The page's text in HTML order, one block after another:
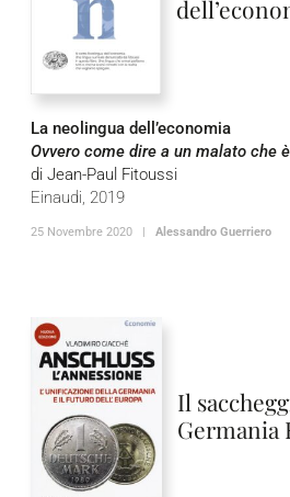
La neolingua dell’economia
Ovvero come dire a un malato che
di Jean-Paul Fitoussi
Einaudi, 2019
25 Novembre 2020 | Alessandro Guerriero
Il
Germania